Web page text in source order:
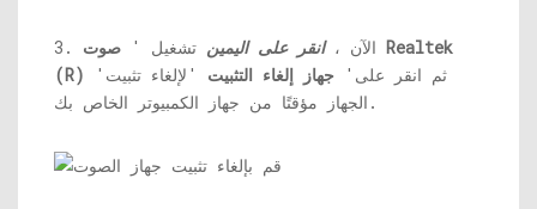
3. الآن ،انقر على اليمين تشغيل ' صوت Realtek
(R)
'ثم انقر على' جهاز إلغاء التثبيت 'لإلغاء تثبيت
الجهاز مؤقتًا من جهاز الكمبيوتر الخاص بك.